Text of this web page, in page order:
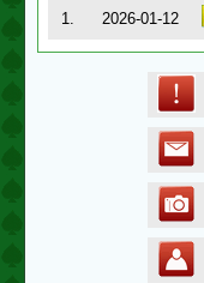
1.
2026-01-12